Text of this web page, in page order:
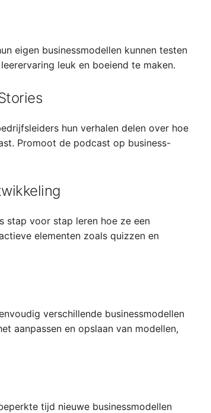
eigen businessmodellen kunnen testen
leuk en boeiend te maken.
hun verhalen delen over hoe
Promoot de podcast op business-
stap voor stap leren hoe ze een
elementen zoals quizzen en
verschillende businessmodellen
aanpassen en opslaan van modellen,
tijd nieuwe businessmodellen